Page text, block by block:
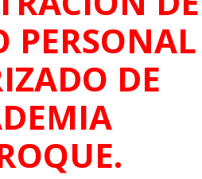
PERSONAL
DE